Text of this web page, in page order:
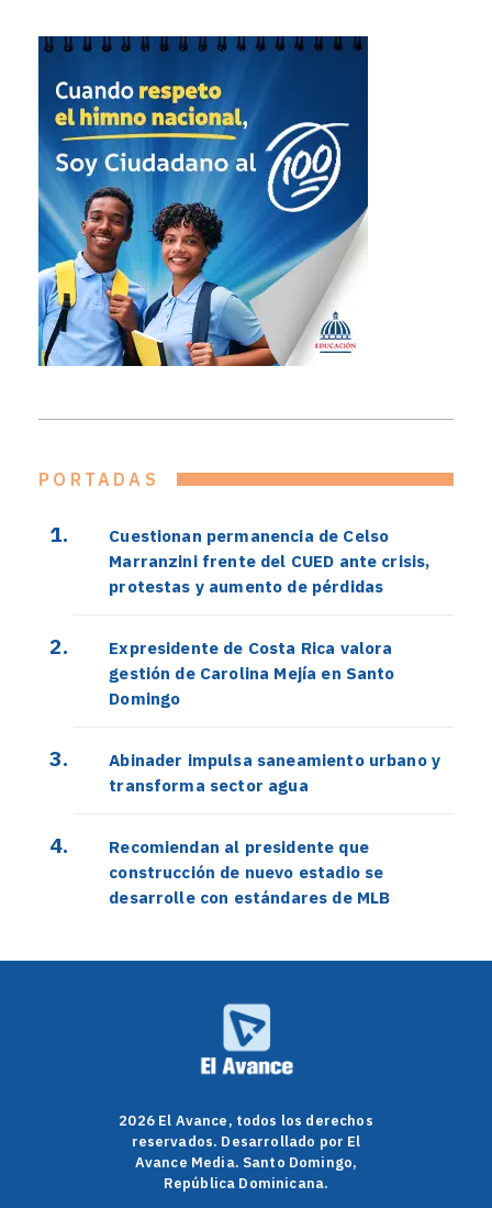
PORTADAS
Cuestionan permanencia de Celso
Marranzini frente del CUED ante crisis,
protestas y aumento de pérdidas
Expresidente de Costa Rica valora
gestión de Carolina Mejía en Santo
Domingo
Abinader impulsa saneamiento urbano y
transforma sector agua
Recomiendan al presidente que
construcción de nuevo estadio se
desarrolle con estándares de MLB
2026 El Avance, todos los derechos
reservados. Desarrollado por El
Avance Media. Santo Domingo,
República Dominicana.